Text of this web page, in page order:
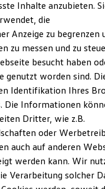
und Updates
ID.
Der Economy
Modelle
Jahre sind. Er
mit
durch
langjährige
abgestimmt und
Preise sind
ausgelegt. Bei
auch die LongLife
Inhalte anzubieten.
die
Anzeige zu begrenzen
zu messen und zu
besucht haben
genutzt worden sind.
Identifikation Ihres
Die Informationen
Dritter, wie z.B.
oder
auch auf anderen
werden kann. Wir
Verarbeitung solcher